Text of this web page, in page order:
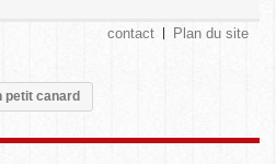
contact Plan du site
petit canard